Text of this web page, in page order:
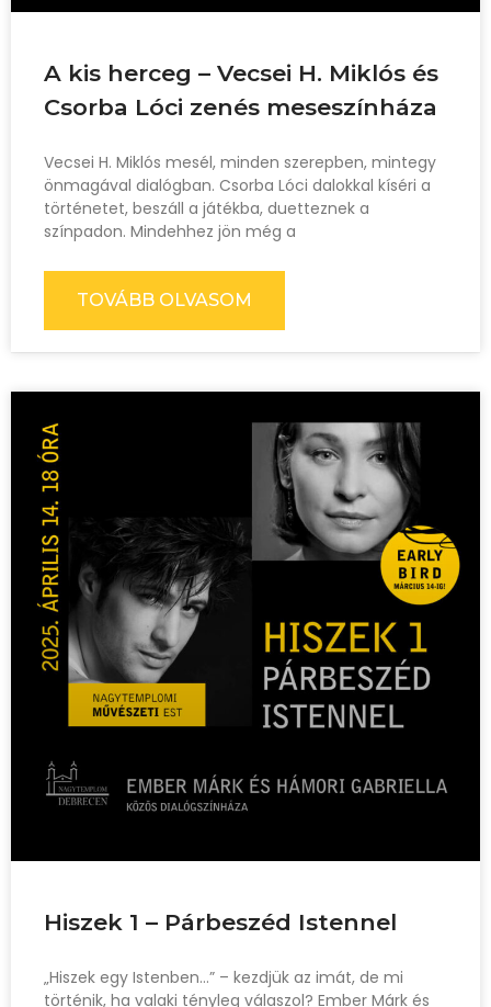
A kis herceg – Vecsei H. Miklós és
Csorba Lóci zenés meseszínháza
Vecsei H. Miklós mesél, minden szerepben, mintegy
önmagával dialógban. Csorba Lóci dalokkal kíséri a
történetet, beszáll a játékba, duetteznek a
színpadon. Mindehhez jön még a
TOVÁBB OLVASOM
Hiszek 1 – Párbeszéd Istennel
„Hiszek egy Istenben…” – kezdjük az imát, de mi
történik, ha valaki tényleg válaszol? Ember Márk és